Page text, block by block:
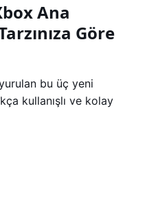
Ana
Göre
bu üç yeni
kullanışlı ve kolay